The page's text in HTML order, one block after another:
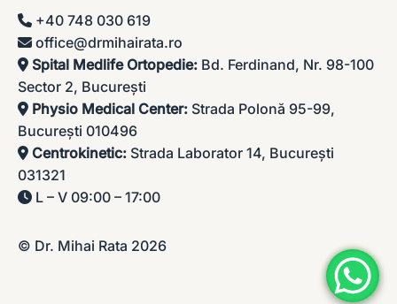
+40 748 030 619
office@drmihairata.ro
Spital Medlife Ortopedie: Bd. Ferdinand, Nr. 98-100
Sector 2, București
Physio Medical Center: Strada Polonă 95-99,
București 010496
Centrokinetic: Strada Laborator 14, București
031321
L – V 09:00 – 17:00
© Dr. Mihai Rata 2026